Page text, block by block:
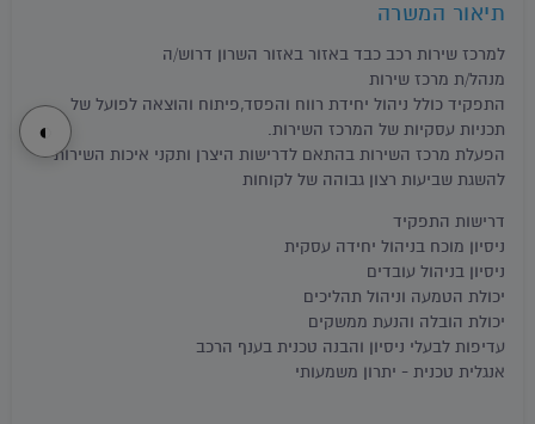
◐
תיאור המשרה
למרכז שירות רכב כבד באזור באזור השרון דרוש/ה
מנהל/ת מרכז שירות
התפקיד כולל ניהול יחידת רווח והפסד,פיתוח והוצאה לפועל של
תכניות עסקיות של המרכז השירות.
הפעלת מרכז השירות בהתאם לדרישות היצרן ותקני איכות השירות
להשגת שביעות רצון גבוהה של לקוחות
דרישות התפקיד
ניסיון מוכח בניהול יחידה עסקית
ניסיון בניהול עובדים
יכולת הטמעה וניהול תהליכים
יכולת הובלה והנעת ממשקים
עדיפות לבעלי ניסיון והבנה טכנית בענף הרכב
אנגלית טכנית - יתרון משמעותי